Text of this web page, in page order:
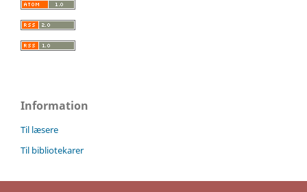
Information
Til læsere
Til bibliotekarer